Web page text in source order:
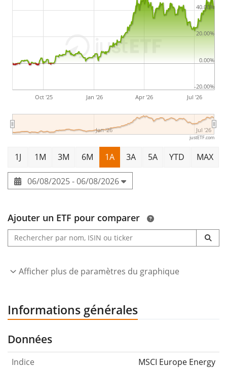
Oct '25 Jan '26 Apr '26 Jul '26
Jan '26 Jul '26
-20.00%
0.00%
20.00%
40.00%
justETF.com
1J 1M 3M 6M 1A 3A 5A YTD MAX
06/08/2025 - 06/08/2026
Ajouter un ETF pour comparer
Afficher plus de paramètres du graphique
Informations générales
Données
Indice
MSCI Europe Energy